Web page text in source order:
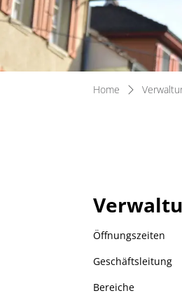
Home
Öffnungszeiten
Geschäftsleitung
Bereiche